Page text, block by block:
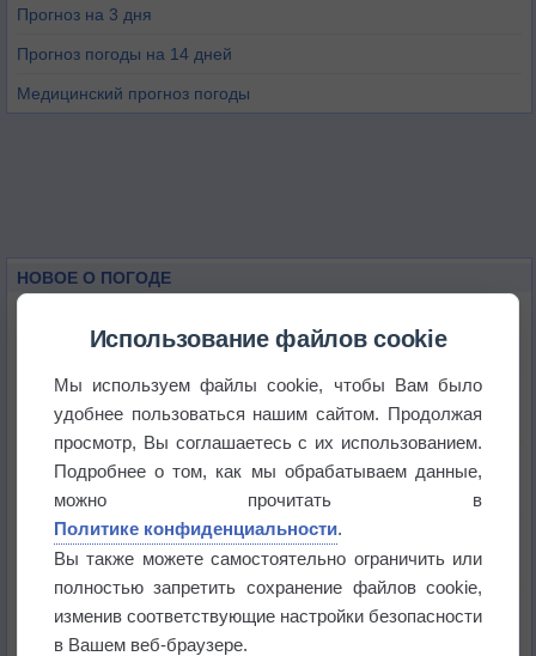
Прогноз на 3 дня
Прогноз погоды на 14 дней
Медицинский прогноз погоды
НОВОЕ О ПОГОДЕ
Погода в Краснодаре 6 августа
Погода в Санкт-Петербурге 6 августа
Погода в Москве 6 августа
историю
Использование файлов cookie
Мы используем файлы cookie, чтобы Вам было
удобнее пользоваться нашим сайтом. Продолжая
просмотр, Вы соглашаетесь с их использованием.
Подробнее о том, как мы обрабатываем данные,
можно прочитать в
Политике конфиденциальности.
Вы также можете самостоятельно ограничить или
полностью запретить сохранение файлов cookie,
изменив соответствующие настройки безопасности
в Вашем веб-браузере.